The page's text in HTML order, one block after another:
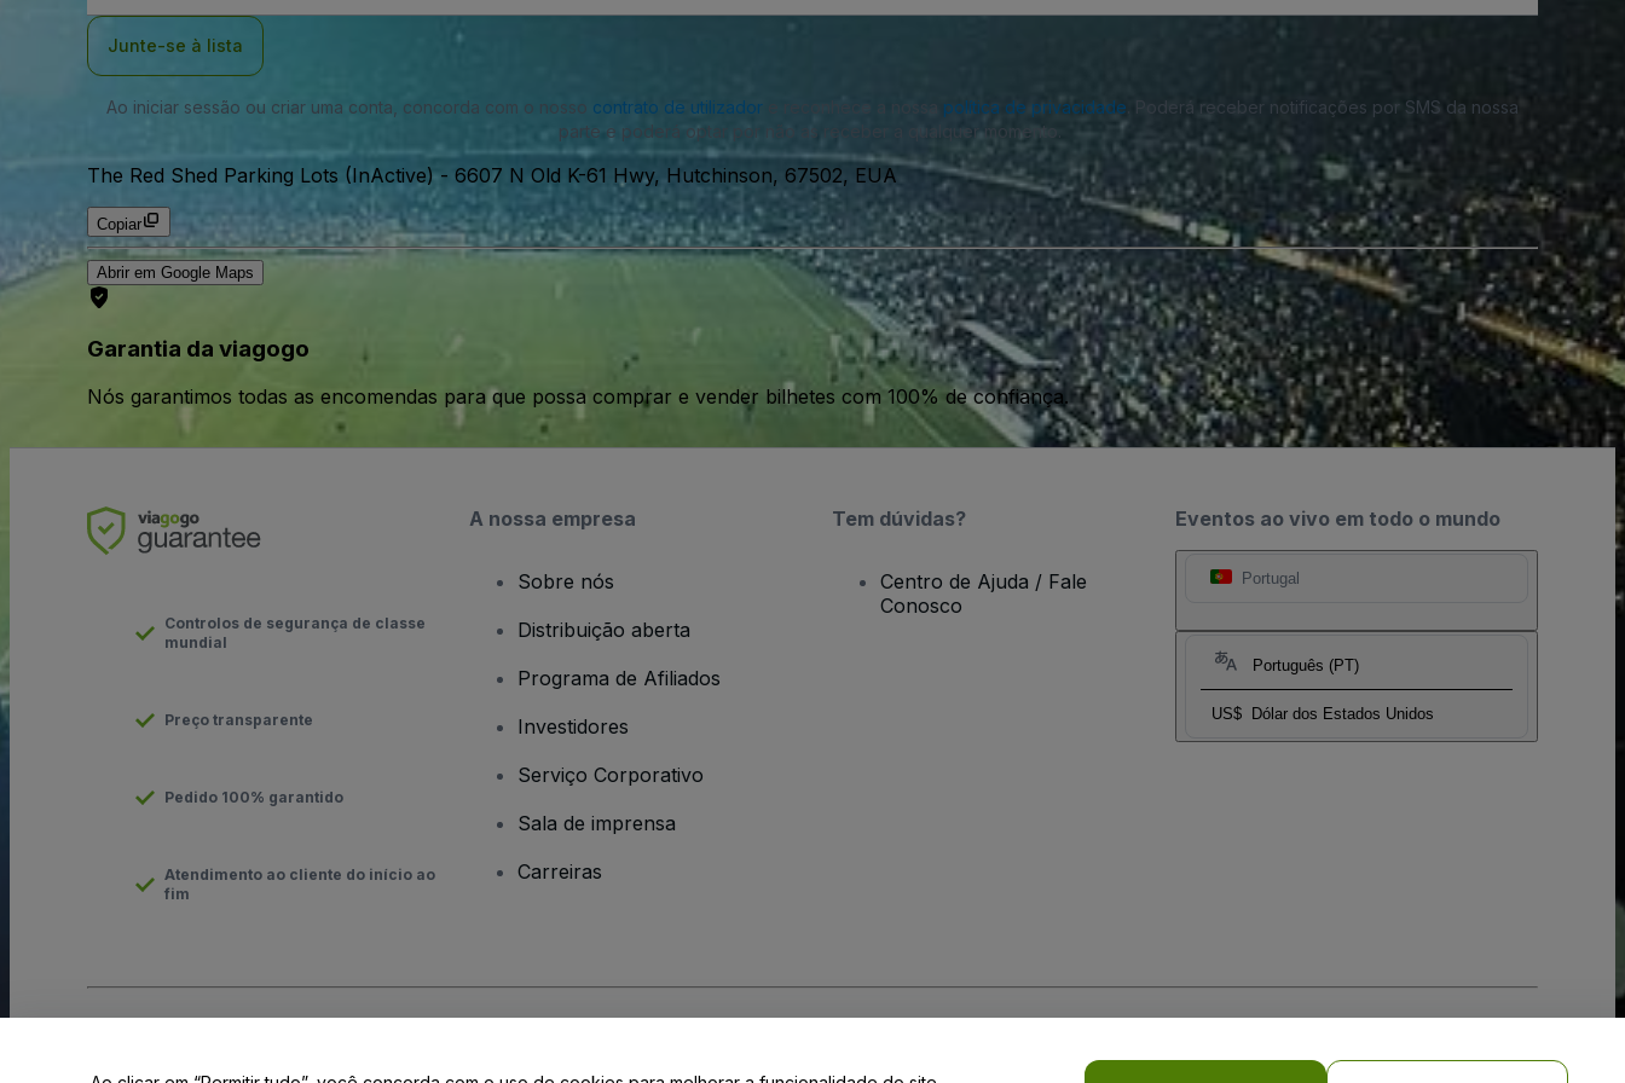
Junte-se à lista
Ao iniciar sessão ou criar uma conta, concorda com o nosso contrato de utilizador política de privacidade . Poderá receber notificações por SMS da nossa
parte e poderá optar por não as receber a qualquer momento.
The Red Shed Parking Lots (InActive)- 6607 N Old K-61 Hwy, Hutchinson, 67502, EUA
Copiar
Abrir em Google Maps
Garantia da viagogo
Nós garantimos todas as encomendas para que possa comprar e vender bilhetes com 100% de confiança.
Eventos ao vivo em todo o mundo
Portugal
Português (PT)
US$ Dólar dos Estados Unidos
Controlos de segurança de classe
mundial
Preço transparente
Pedido 100% garantido
Atendimento ao cliente do início ao
fim
A nossa empresa
Sobre nós
Distribuição aberta
Programa de Afiliados
Investidores
Serviço Corporativo
Sala de imprensa
Carreiras
Tem dúvidas?
Centro de Ajuda / Fale
Conosco